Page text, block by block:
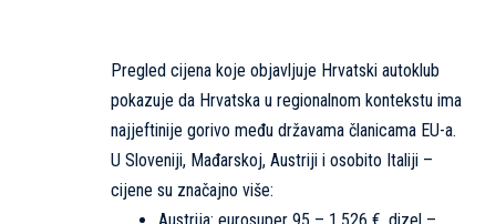
Pregled cijena koje objavljuje Hrvatski autoklub
pokazuje da Hrvatska u regionalnom kontekstu ima
najjeftinije gorivo među državama članicama EU-a.
U Sloveniji, Mađarskoj, Austriji i osobito Italiji –
cijene su značajno više: